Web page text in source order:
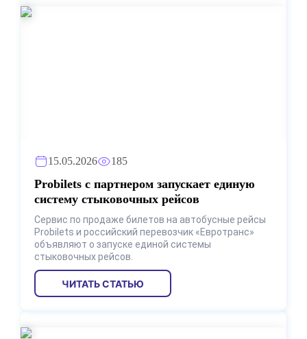
15.05.2026 185
Probilets с партнером запускает единую
систему стыковочных рейсов
Сервис по продаже билетов на автобусные рейсы
Probilets и российский перевозчик «Евротранс»
объявляют о запуске единой системы
стыковочных рейсов.
ЧИТАТЬ СТАТЬЮ